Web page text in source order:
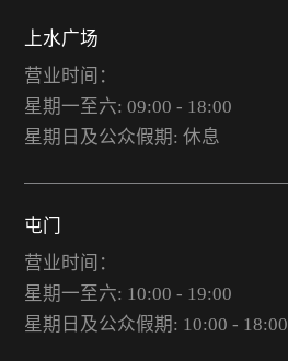
上水广场
营业时间：
星期一至六: 09:00 - 18:00
星期日及公众假期: 休息
屯门
营业时间：
星期一至六: 10:00 - 19:00
星期日及公众假期: 10:00 - 18:00